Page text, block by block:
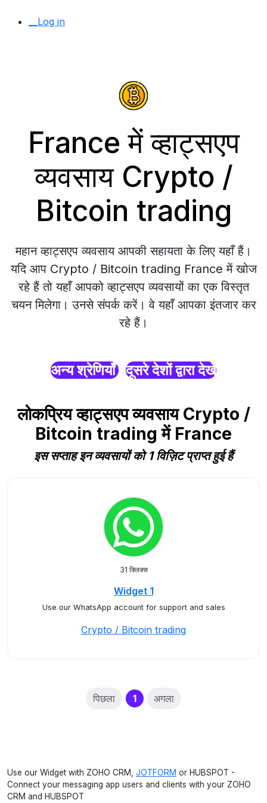
__Log in
France में व्हाट्सएप
व्यवसाय Crypto /
Bitcoin trading
महान व्हाट्सएप व्यवसाय आपकी सहायता के लिए यहाँ हैं।
यदि आप Crypto / Bitcoin trading France में खोज
रहे हैं तो यहाँ आपको व्हाट्सएप व्यवसायों का एक विस्तृत
चयन मिलेगा। उनसे संपर्क करें। वे यहाँ आपका इंतजार कर
रहे हैं।
अन्य श्रेणियाँ दूसरे देशों द्वारा देखें
लोकप्रिय व्हाट्सएप व्यवसाय Crypto /
Bitcoin trading में France
इस सप्ताह इन व्यवसायों को 1 विज़िट प्राप्त हुई हैं
31 क्लिक्स
Widget 1
Use our WhatsApp account for support and sales
Crypto / Bitcoin trading
पिछला 1(current)
अगला
Use our Widget with ZOHO CRM, JOTFORM or HUBSPOT -
Connect your messaging app users and clients with your ZOHO
CRM and HUBSPOT